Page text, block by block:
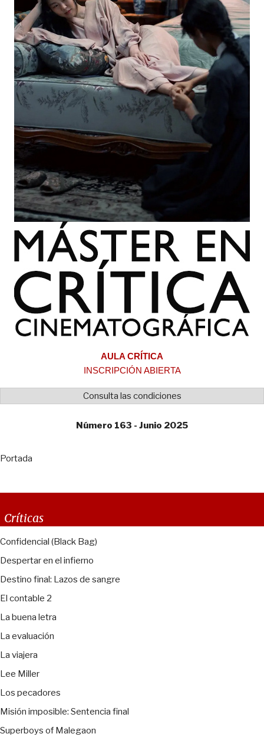
AULA CRÍTICA
INSCRIPCIÓN ABIERTA
Consulta las condiciones
Número 163 - Junio 2025
Portada
Críticas
Confidencial (Black Bag)
Despertar en el infierno
Destino final: Lazos de sangre
El contable 2
La buena letra
La evaluación
La viajera
Lee Miller
Los pecadores
Misión imposible: Sentencia final
Superboys of Malegaon